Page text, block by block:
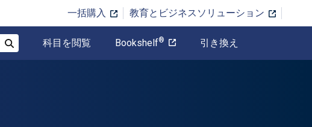
一括購入 教育とビジネスソリューション
科目を閲覧 Bookshelf® 引き換え